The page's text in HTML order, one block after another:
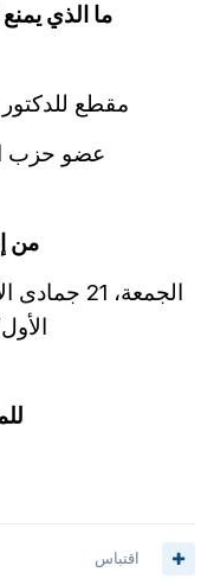
ما الذي
مقطع
عضو حزب
من
الأول/
اقتباس